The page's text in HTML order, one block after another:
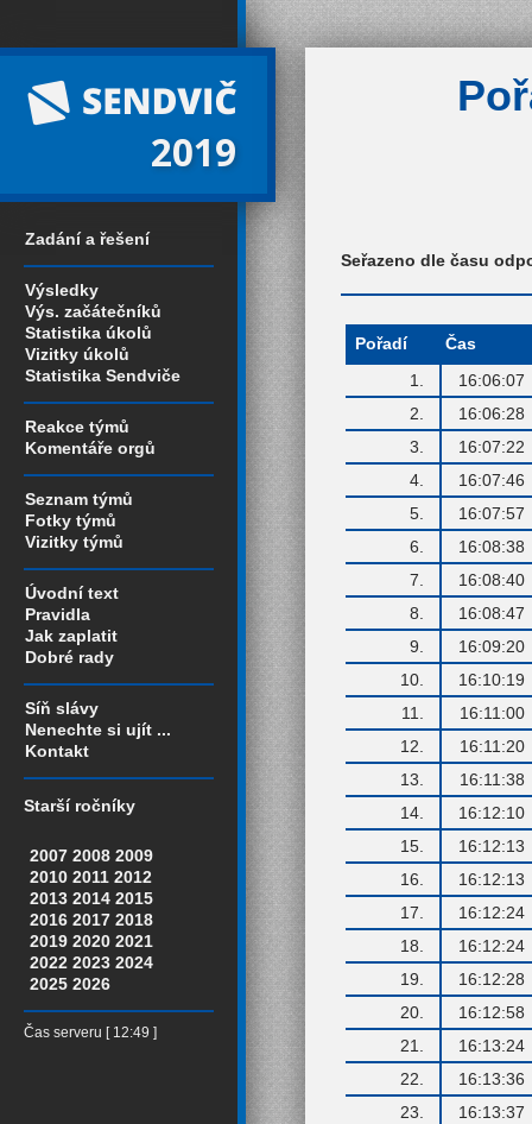
2019
Zadání a řešení
Výsledky
Výs. začátečníků
Statistika úkolů
Vizitky úkolů
Statistika Sendviče
Reakce týmů
Komentáře orgů
Seznam týmů
Fotky týmů
Vizitky týmů
Úvodní text
Pravidla
Jak zaplatit
Dobré rady
Síň slávy
Nenechte si ujít ...
Kontakt
Starší ročníky
2007 2008 2009
2010 2011 2012
2013 2014 2015
2016 2017 2018
2019 2020 2021
2022 2023 2024
2025 2026
Čas serveru [ 12:49 ]
Seřazeno dle času
Pořadí
Čas
1.
16:06:07
2.
16:06:28
3.
16:07:22
4.
16:07:46
5.
16:07:57
6.
16:08:38
7.
16:08:40
8.
16:08:47
9.
16:09:20
10.
16:10:19
11.
16:11:00
12.
16:11:20
13.
16:11:38
14.
16:12:10
15.
16:12:13
16.
16:12:13
17.
16:12:24
18.
16:12:24
19.
16:12:28
20.
16:12:58
21.
16:13:24
22.
16:13:36
23.
16:13:37